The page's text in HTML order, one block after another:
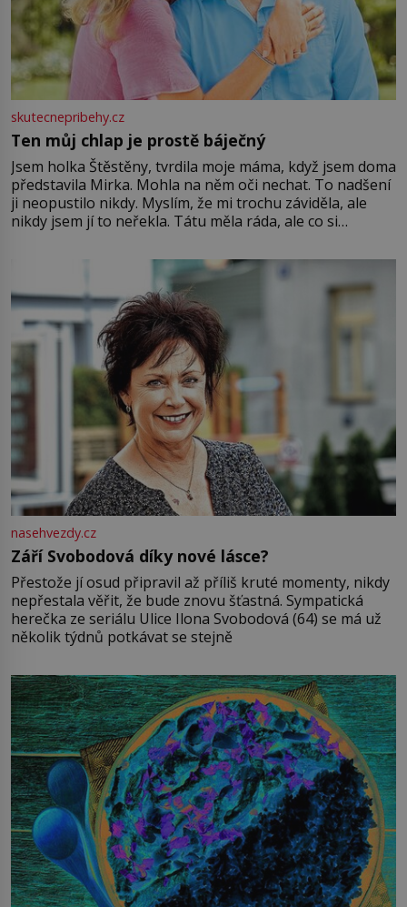
skutecnepribehy.cz
Ten můj chlap je prostě báječný
Jsem holka Štěstěny, tvrdila moje máma, když jsem doma
představila Mirka. Mohla na něm oči nechat. To nadšení
ji neopustilo nikdy. Myslím, že mi trochu záviděla, ale
nikdy jsem jí to neřekla. Tátu měla ráda, ale co si
Jsme spolu moc rádi Tehdy byla jiná doba, když
nasehvezdy.cz
Září Svobodová díky nové lásce?
Přestože jí osud připravil až příliš kruté momenty, nikdy
nepřestala věřit, že bude znovu šťastná. Sympatická
herečka ze seriálu Ulice Ilona Svobodová (64) se má už
několik týdnů potkávat se stejně